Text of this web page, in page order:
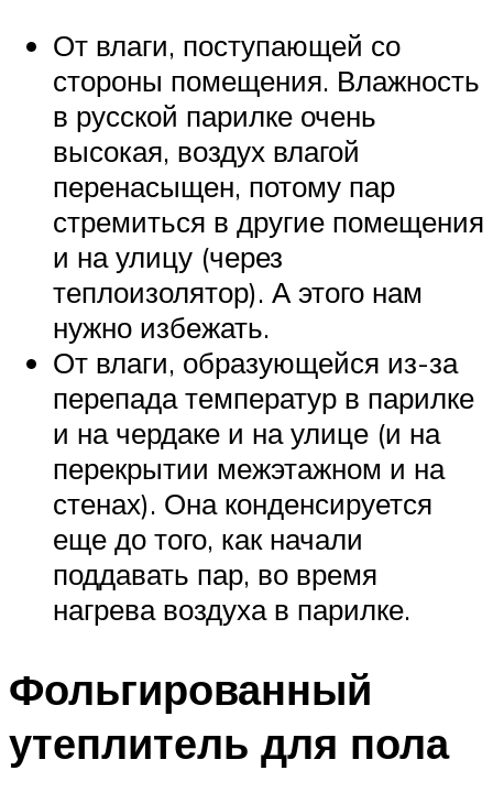
От влаги, поступающей со
стороны помещения. Влажность
в русской парилке очень
высокая, воздух влагой
перенасыщен, потому пар
стремиться в другие помещения
и на улицу (через
теплоизолятор). А этого нам
нужно избежать.
От влаги, образующейся из-за
перепада температур в парилке
и на чердаке и на улице (и на
перекрытии межэтажном и на
стенах). Она конденсируется
еще до того, как начали
поддавать пар, во время
нагрева воздуха в парилке.
Фольгированный
утеплитель для пола